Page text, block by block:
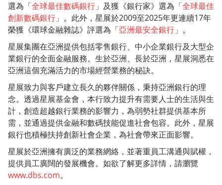
選為「全球最佳數碼銀行 」及獲《銀行家》選為「全球最佳
創新數碼銀行 」。此外，星展於2009至2025年更連續17年
榮獲《環球金融雜誌》評選為「亞洲最安全銀行 」。
星展集團在亞洲提供包括零售銀行、中小企業銀行及大型企
業銀行的全面金融服務。生於亞洲、長於亞洲，星展洞悉在
亞洲這個充滿活力的市場經營業務的秘訣。
星展致力與客戶建立長久的夥伴關係，秉持亞洲銀行的理
念。透過星展基金會，本行致力提升有需要人士的生活與生
計，創造超越銀行業務的影響力，為弱勢社群提供基本所
需，並通過提供金融和數碼技能促進社會包容。此外，星展
銀行也積極扶持創新社會企業，為社會帶來正面影響。
星展於亞洲擁有廣泛的業務網絡，並著重員工溝通與賦權，
提供員工廣闊的發展機會。如欲了解更多詳情，請瀏覽
www.dbs.com。